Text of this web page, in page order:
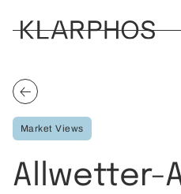
Market Views
Allwetter-